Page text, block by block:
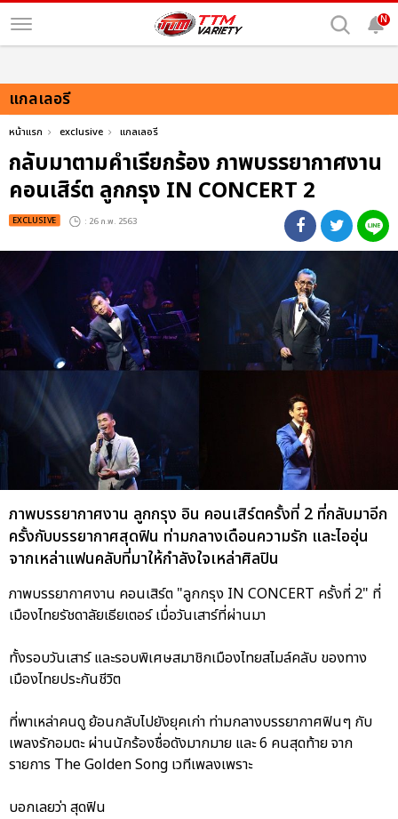
N
แกลเลอรี
หน้าแรก exclusive แกลเลอรี
กลับมาตามคำเรียกร้อง ภาพบรรยากาศงาน
คอนเสิร์ต ลูกกรุง IN CONCERT 2
EXCLUSIVE : 26 ก.พ. 2563
ภาพบรรยากาศงาน ลูกกรุง อิน คอนเสิร์ตครั้งที่ 2 ที่กลับมาอีก
ครั้งกับบรรยากาศสุดฟิน ท่ามกลางเดือนความรัก และไออุ่น
จากเหล่าแฟนคลับที่มาให้กำลังใจเหล่าศิลปิน
ภาพบรรยากาศงาน คอนเสิร์ต "ลูกกรุง IN CONCERT ครั้งที่ 2" ที่
เมืองไทยรัชดาลัยเธียเตอร์ เมื่อวันเสาร์ที่ผ่านมา
ทั้งรอบวันเสาร์ และรอบพิเศษสมาชิกเมืองไทยสไมล์คลับ ของทาง
เมืองไทยประกันชีวิต
ที่พาเหล่าคนดู ย้อนกลับไปยังยุคเก่า ท่ามกลางบรรยากาศฟินๆ กับ
เพลงรักอมตะ ผ่านนักร้องชื่อดังมากมาย และ 6 คนสุดท้าย จาก
รายการ The Golden Song เวทีเพลงเพราะ
บอกเลยว่า สุดฟิน